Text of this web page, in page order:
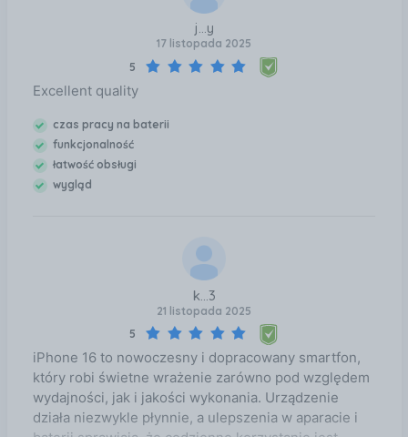
j...y
17 listopada 2025
5
Excellent quality
czas pracy na baterii
funkcjonalność
łatwość obsługi
wygląd
k...3
21 listopada 2025
5
iPhone 16 to nowoczesny i dopracowany smartfon,
który robi świetne wrażenie zarówno pod względem
wydajności, jak i jakości wykonania. Urządzenie
działa niezwykle płynnie, a ulepszenia w aparacie i